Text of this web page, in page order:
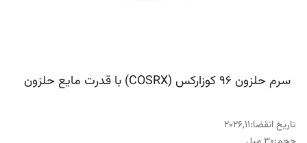
سرم حلزون ۹۶ کوزارکس (COSRX) با قدرت مایع حلزون
تاریخ انقضا:
2026,11